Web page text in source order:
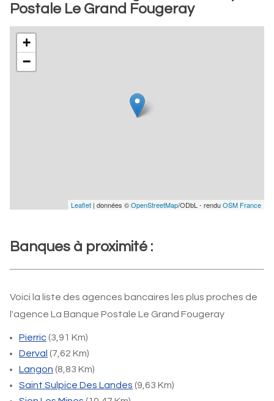
Postale Le Grand Fougeray
+
−
Leaflet | données ©OpenStreetMap/ODbL - renduOSM France
Banques à proximité :
Voici la liste des agences bancaires les plus proches de
l'agence La Banque Postale Le Grand Fougeray
Pierric(3,91 Km)
Derval (7,62 Km)
Langon (8,83 Km)
Saint Sulpice Des Landes (9,63 Km)